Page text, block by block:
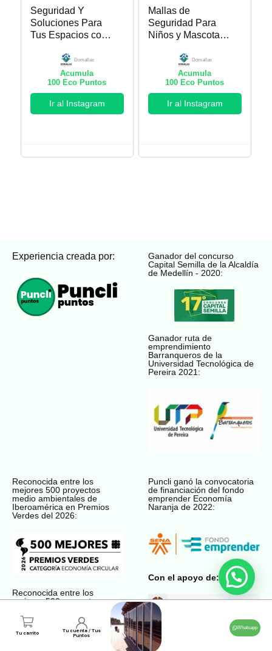
Tu carrito
Tu cuenta / Tus
Puntos
Whatsapp
Seguridad Y
Soluciones Para
Tus Espacios con
Domallas
Acumula
100 Eco Puntos
Ir al Instagram
Mallas de
Seguridad Para
Niños y Mascotas
Domallas
Acumula
100 Eco Puntos
Ir al Instagram
Experiencia creada por:
Ganador del concurso
Capital Semilla de la Alcaldía
de Medellín - 2020:
Ganador ruta de
emprendimiento
Barranqueros de la
Universidad Tecnológica de
Pereira 2021:
Reconocida entre los
mejores 500 proyectos
medio ambientales de
Iberoamérica en Premios
Verdes del 2026:
Reconocida entre los
mejores 500 proyectos
Premios Verdes del 2022:
Puncli ganó la convocatoria
de financiación del fondo
emprender Economía
Naranja de 2022:
Con el apoyo de: